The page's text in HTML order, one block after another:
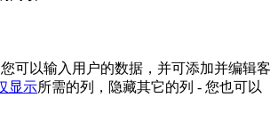
可以输入用户的数据，并可添加并编辑客
显示所需的列，隐藏其它的列 - 您也可以